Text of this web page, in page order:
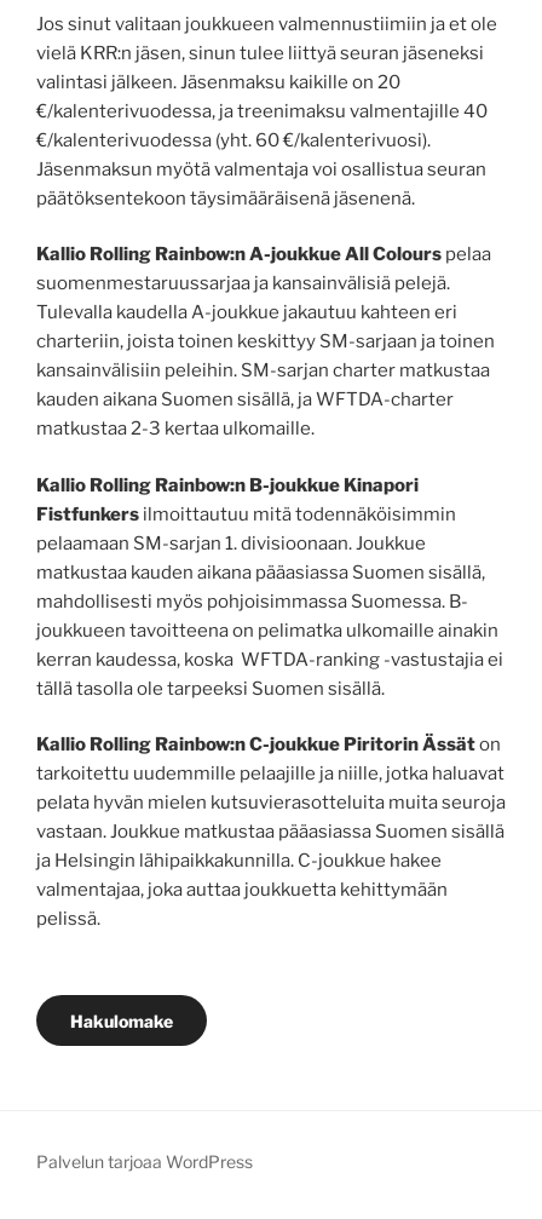
Jos sinut valitaan joukkueen valmennustiimiin ja et ole
vielä KRR:n jäsen, sinun tulee liittyä seuran jäseneksi
valintasi jälkeen. Jäsenmaksu kaikille on 20
€/kalenterivuodessa, ja treenimaksu valmentajille 40
€/kalenterivuodessa (yht. 60 €/kalenterivuosi).
Jäsenmaksun myötä valmentaja voi osallistua seuran
päätöksentekoon täysimääräisenä jäsenenä.
Kallio Rolling Rainbow:n A-joukkue All Colours pelaa
suomenmestaruussarjaa ja kansainvälisiä pelejä.
Tulevalla kaudella A-joukkue jakautuu kahteen eri
charteriin, joista toinen keskittyy SM-sarjaan ja toinen
kansainvälisiin peleihin. SM-sarjan charter matkustaa
kauden aikana Suomen sisällä, ja WFTDA-charter
matkustaa 2-3 kertaa ulkomaille.
Kallio Rolling Rainbow:n B-joukkue Kinapori
Fistfunkers ilmoittautuu mitä todennäköisimmin
pelaamaan SM-sarjan 1. divisioonaan. Joukkue
matkustaa kauden aikana pääasiassa Suomen sisällä,
mahdollisesti myös pohjoisimmassa Suomessa. B-
joukkueen tavoitteena on pelimatka ulkomaille ainakin
kerran kaudessa, koska WFTDA-ranking -vastustajia ei
tällä tasolla ole tarpeeksi Suomen sisällä.
Kallio Rolling Rainbow:n C-joukkue Piritorin Ässäton
tarkoitettu uudemmille pelaajille ja niille, jotka haluavat
pelata hyvän mielen kutsuvierasotteluita muita seuroja
vastaan. Joukkue matkustaa pääasiassa Suomen sisällä
ja Helsingin lähipaikkakunnilla. C-joukkue hakee
valmentajaa, joka auttaa joukkuetta kehittymään
pelissä.
Hakulomake
Palvelun tarjoaa WordPress